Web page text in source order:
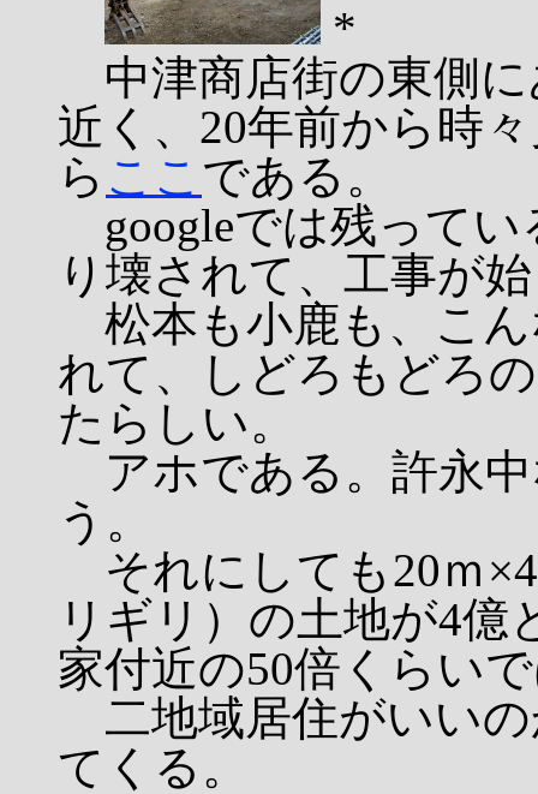
*
中津商店街の東側に
近く、20年前から時
ら ここ である。
googleでは残ってい
り壊されて、工事が
松本も小鹿も、こ
れて、しどろもどろ
たらしい。
アホである。許永
う。
それにしても20ｍ
リギリ）の土地が4
家付近の50倍くらい
二地域居住がいい
てくる。